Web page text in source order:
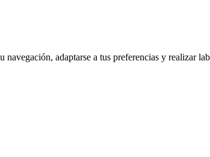
adaptarse a tus preferencias y realizar